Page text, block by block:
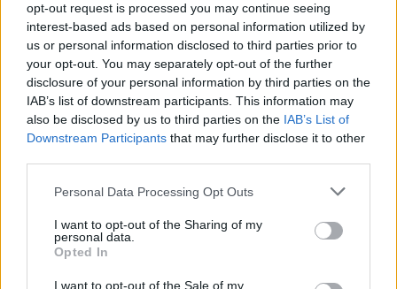
opt-out request is processed you may continue seeing
interest-based ads based on personal information utilized by
us or personal information disclosed to third parties prior to
your opt-out. You may separately opt-out of the further
disclosure of your personal information by third parties on the
IAB’s list of downstream participants. This information may
also be disclosed by us to third parties on the IAB’s List of
Downstream Participants that may further disclose it to other
Personal Data Processing Opt Outs
I want to opt-out of the Sharing of my
personal data.
Opted In
I want to opt-out of the Sale of my
Ο Μπρούκλιν Μπέκαμ έβρασε
μακαρόνια με θαλασσινό νερό
και δέχτηκε ανελέητο
τρολάρισμα online
Πολλοί εξέφρασαν απορία για την
καταλληλότητα του νερού, με σχόλια
όπως «τα πόδια του δεν ήταν μέσα σε
22 χρόνια από τον θάνατο του
ανάρτηση της Φίνος Φιλμ για
το «γοητευτικό λεβεντόπαιδο
ΣΉΜΕΡΑ